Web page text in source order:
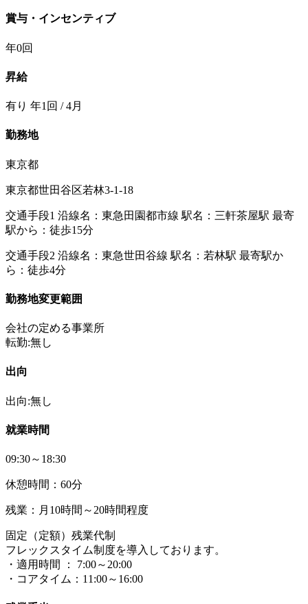
賞与・インセンティブ
年0回
昇給
有り 年1回 / 4月
勤務地
東京都
東京都世田谷区若林3-1-18
交通手段1 沿線名：東急田園都市線 駅名：三軒茶屋駅 最寄
駅から：徒歩15分
交通手段2 沿線名：東急世田谷線 駅名：若林駅 最寄駅か
ら：徒歩4分
勤務地変更範囲
会社の定める事業所
転勤:無し
出向
出向:無し
就業時間
09:30～18:30
休憩時間：60分
残業：月10時間～20時間程度
固定（定額）残業代制
フレックスタイム制度を導入しております。
・適用時間 ： 7:00～20:00
・コアタイム：11:00～16:00